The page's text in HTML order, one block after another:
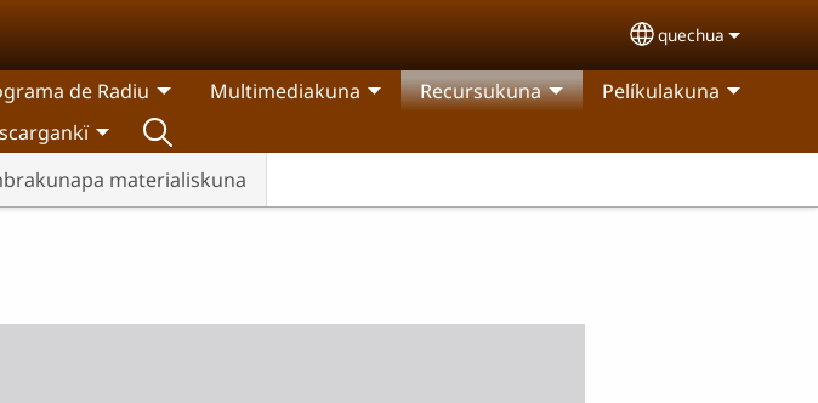
Select your
quechua
de Radiu Multimediakuna Recursukuna
materialiskuna
Pelíkulakuna